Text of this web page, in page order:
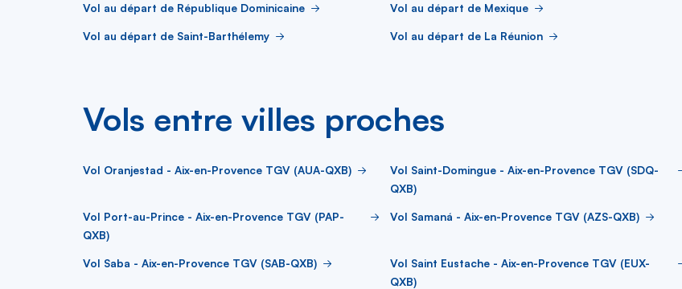
Vol au départ de République Dominicaine Vol au départ de Mexique
Vol au départ de Saint-Barthélemy Vol au départ de La Réunion
Vols entre villes proches
Vol Oranjestad - Aix-en-Provence TGV (AUA-QXB)
Vol Saint-Domingue - Aix-en-Provence TGV (SDQ-
QXB)
Vol Port-au-Prince - Aix-en-Provence TGV (PAP-
QXB)
Vol Samaná - Aix-en-Provence TGV (AZS-QXB)
Vol Saba - Aix-en-Provence TGV (SAB-QXB)
Vol Saint Eustache - Aix-en-Provence TGV (EUX-
QXB)